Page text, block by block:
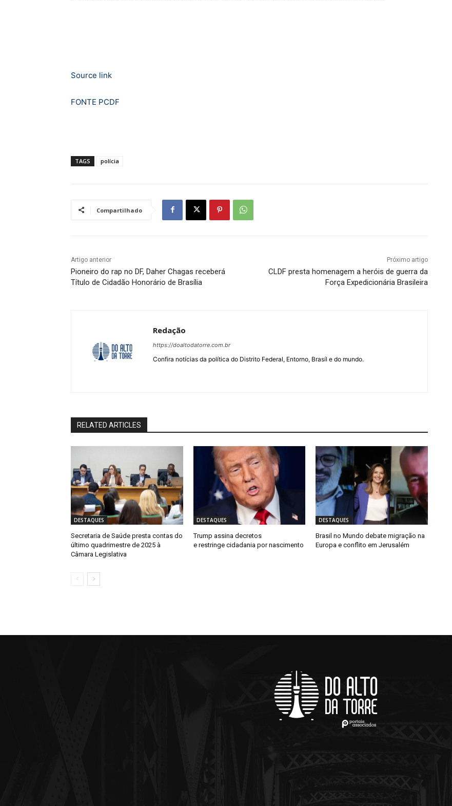
Source link
FONTE PCDF
TAGS polícia
Compartilhado
Artigo anterior
Pioneiro do rap no DF, Daher Chagas receberá
Título de Cidadão Honorário de Brasília
Próximo artigo
CLDF presta homenagem a heróis de guerra da
Força Expedicionária Brasileira
Redação
https://doaltodatorre.com.br
Confira notícias da política do Distrito Federal, Entorno, Brasíl e do mundo.
RELATED ARTICLES
DESTAQUES
Secretaria de Saúde presta contas do
último quadrimestre de 2025 à
Câmara Legislativa
DESTAQUES
Trump assina decretos
e restringe cidadania por nascimento
DESTAQUES
Brasil no Mundo debate migração na
Europa e conflito em Jerusalém